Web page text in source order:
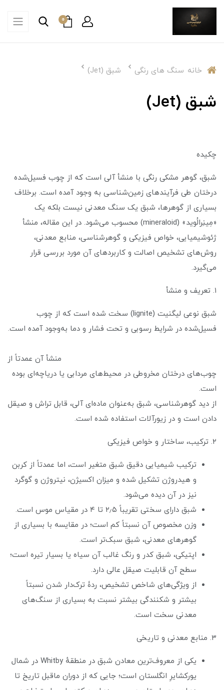
0
خانه سنگ های رنگی شبق (Jet)
شبق (Jet)
چکیده
شبق، گوهر مشکی رنگی با منشأ آلی است که از چوب فسیل‌شده
درختان طی فرآیندهای زمین‌شناسی به وجود آمده است. برخلاف
بسیاری از گوهرها، شبق یک سنگ معدنی نیست بلکه یک
«مِینِرالُوید» (mineraloid) محسوب می‌شود. در این مقاله، منشأ
ژئوشیمیایی، خواص فیزیکی و گوهرشناسی، منابع معدنی،
روش‌های تشخیص اصالت و کاربردهای آن مورد بررسی قرار
می‌گیرد.
۱. تعریف و منشأ
شبق نوعی لیگنیت (lignite) سخت شده است که از چوب
فسیل‌شده در شرایط رسوبی و تحت فشار و دما به‌وجود آمده است.
منشأ آن عمدتاً از
چوب‌های درختان مخروطی در محیط‌های مردابی یا دریاچه‌ای بوده
است.
از دید گوهرشناسی، شبق به‌عنوان ماده‌ای آلی، قابل تراش و صیقل
دادن است و در زیورآلات استفاده شده است.
۲. ترکیب، ساختار و خواص فیزیکی
ترکیب شیمیایی دقیق شبق متغیر است، اما عمدتاً از کربن
و هیدروژن تشکیل شده و میزان اکسیژن، نیتروژن و گوگرد
نیز در آن دیده می‌شود.
شبق دارای سختی تقریباً ۲٫۵ تا ۴ در مقیاس موس است.
وزن مخصوص آن نسبتاً کم است؛ در مقایسه با بسیاری از
گوهرهای معدنی، شبق سبک‌تر است.
اپتیکی، شبق کدر و رنگ غالب آن سیاه یا بسیار تیره است؛
سطح آن قابلیت صیقل عالی دارد.
از ویژگی‌های شاخص تشخیص، ردۀ ترک‌دار شدن نسبتاً
بیشتر و شکنندگی بیشتر نسبت به بسیاری از سنگ‌های
معدنی سخت است.
۳. منابع معدنی و تاریخی
یکی از معروف‌ترین معادن شبق در منطقهٔ Whitby در شمال
یورکشایرِ انگلستان است؛ جایی که از دوران ماقبل تاریخ تا